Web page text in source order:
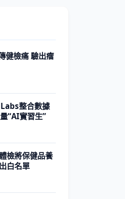
健檢痛 驗出瘤
整合數據
“AI實習生”
檢將保健品養
白名單